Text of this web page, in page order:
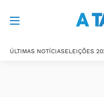
ÚLTIMAS NOTÍCIASELEIÇÕES